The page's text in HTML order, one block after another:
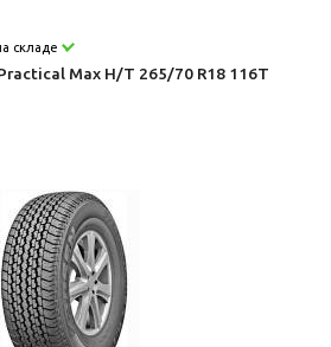
складе
Max H/T 265/70 R18 116T